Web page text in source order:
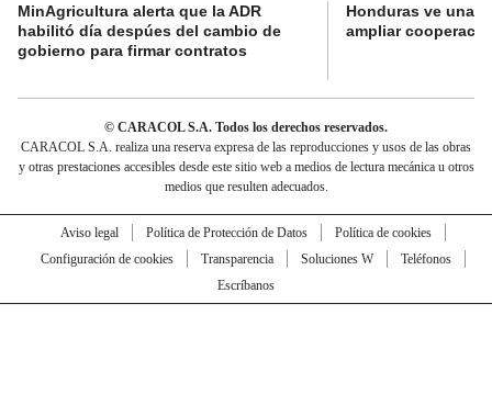
MinAgricultura alerta que la ADR
habilitó día despúes del cambio de
gobierno para firmar contratos
Honduras ve una
ampliar
© CARACOL S.A. Todos los derechos reservados.
CARACOL S.A. realiza una reserva expresa de las reproducciones y usos de las obras
y otras prestaciones accesibles desde este sitio web a medios de lectura mecánica u otros
medios que resulten adecuados.
Aviso legal Política de Protección de Datos
Política de cookies
Configuración de cookies
Transparencia Soluciones W
Teléfonos
Escríbanos